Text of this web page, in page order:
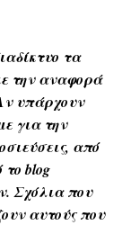
τα
την αναφορά
υπάρχουν
για την
από
blog
Σχόλια που
αυτούς που